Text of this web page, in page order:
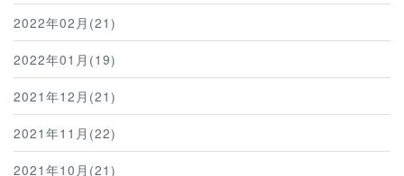
2022年02月(21)
2022年01月(19)
2021年12月(21)
2021年11月(22)
2021年10月(21)